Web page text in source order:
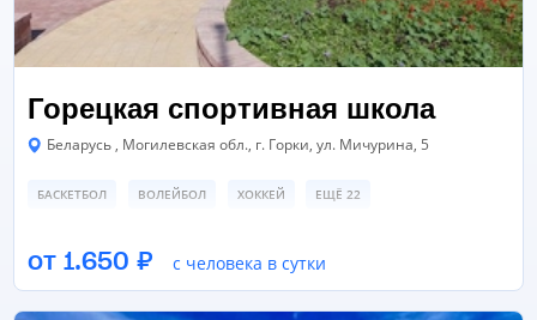
Горецкая спортивная школа
Беларусь , Могилевская обл., г. Горки, ул. Мичурина, 5
БАСКЕТБОЛ ВОЛЕЙБОЛ ХОККЕЙ ЕЩЁ 22
ЗАЛ ТАНЦЕВ/ХОРЕОГРАФИИ
ЕЩЁ 8
от 1.650 ₽ с человека в сутки